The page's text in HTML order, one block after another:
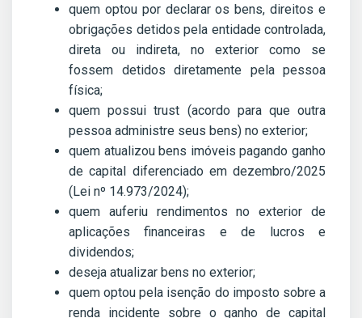
quem optou por declarar os bens, direitos e
obrigações detidos pela entidade controlada,
direta ou indireta, no exterior como se
fossem detidos diretamente pela pessoa
física;
quem possui trust (acordo para que outra
pessoa administre seus bens) no exterior;
quem atualizou bens imóveis pagando ganho
de capital diferenciado em dezembro/2025
(Lei nº 14.973/2024);
quem auferiu rendimentos no exterior de
aplicações financeiras e de lucros e
dividendos;
deseja atualizar bens no exterior;
quem optou pela isenção do imposto sobre a
renda incidente sobre o ganho de capital